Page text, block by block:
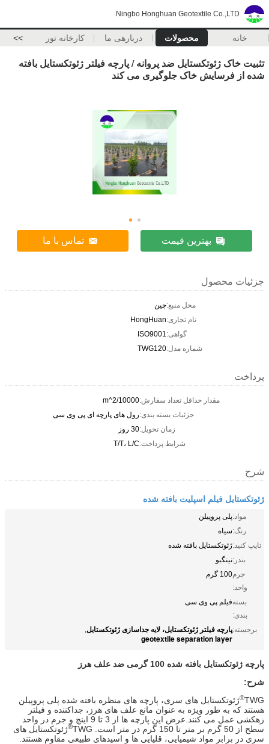
Ningbo Honghuan Geotextile Co.,LTD
خانه محصولات دربارهی ما کارخانه تور >>
تثبیت خاک ژئوتکستایل ضد پروانه / پارچه فیلتر ژئوتکستایل بافته
شده از فرسایش خاک جلوگیری می کند
بهترین قیمت تماس با ما
جزئیات محصول
محل منبع:چین
نام تجاری:HongHuan
گواهی:ISO9001
شماره مدل:TWG120
پرداخت
مقدار حداقل تعداد سفارش:10000/m^2
جزئیات بسته بندی:رول های پارچه ای پی وی سی
زمان تحویل:30 روز
شرایط پرداخت:T/T، L/C
شرح
ژئوتکستایل فیلم اسپلیت بافته شده
مواد:پلی پروپیلن
رنگ:سیاه
تایپ کنید:ژئوتکستایل بافته شده
بندر:نینگبو
جرم
واحد:
100 گرم
بسته
بندی:
فیلم پی وی سی
برجسته:پارچه فیلتر ژئوتکستایل، لایه جداسازی ژئوتکستایل,
geotextile separation layer
پارچه ژئوتکستایل بافته شده 100 گرمی ضد علف هرز
شرح:
TWG
®ژئوتکستایل های سری، پارچه های منظره بافته شده پلی پروپیلن
هستند که به طور ویژه به عنوان مانع علف های هرز، جداکننده و فیلتر
زهکشی عمل می کنند.عرض این پارچه ها از 3 تا 9 اینچ و جرم در واحد
سطح از 50 گرم بر متر تا 150 گرم در متر است. TWG
®ژئوتکستایل های
سری در برابر مواد شیمیایی، قلیایی ها و اسیدهای طبیعی مقاوم هستند.